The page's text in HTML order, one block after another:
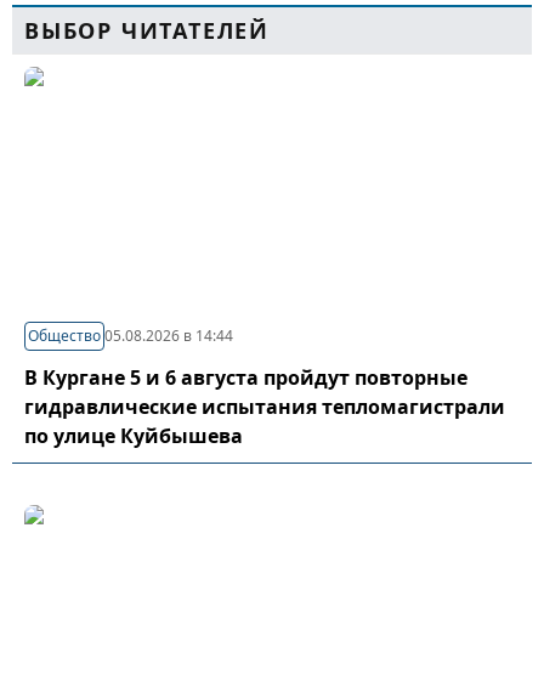
ВЫБОР ЧИТАТЕЛЕЙ
Общество05.08.2026 в 14:44
В Кургане 5 и 6 августа пройдут повторные
гидравлические испытания тепломагистрали
по улице Куйбышева